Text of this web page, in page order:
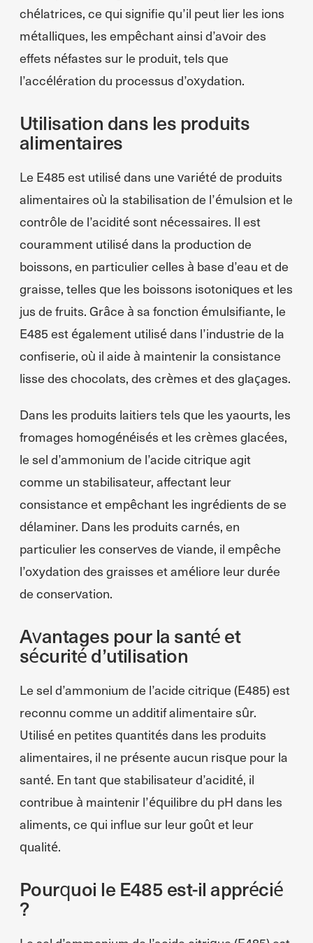
chélatrices, ce qui signifie qu’il peut lier les ions
métalliques, les empêchant ainsi d’avoir des
effets néfastes sur le produit, tels que
l’accélération du processus d’oxydation.
Utilisation dans les produits
alimentaires
Le E485 est utilisé dans une variété de produits
alimentaires où la stabilisation de l’émulsion et le
contrôle de l’acidité sont nécessaires. Il est
couramment utilisé dans la production de
boissons, en particulier celles à base d’eau et de
graisse, telles que les boissons isotoniques et les
jus de fruits. Grâce à sa fonction émulsifiante, le
E485 est également utilisé dans l’industrie de la
confiserie, où il aide à maintenir la consistance
lisse des chocolats, des crèmes et des glaçages.
Dans les produits laitiers tels que les yaourts, les
fromages homogénéisés et les crèmes glacées,
le sel d’ammonium de l’acide citrique agit
comme un stabilisateur, affectant leur
consistance et empêchant les ingrédients de se
délaminer. Dans les produits carnés, en
particulier les conserves de viande, il empêche
l’oxydation des graisses et améliore leur durée
de conservation.
Avantages pour la santé et
sécurité d’utilisation
Le sel d’ammonium de l’acide citrique (E485) est
reconnu comme un additif alimentaire sûr.
Utilisé en petites quantités dans les produits
alimentaires, il ne présente aucun risque pour la
santé. En tant que stabilisateur d’acidité, il
contribue à maintenir l’équilibre du pH dans les
aliments, ce qui influe sur leur goût et leur
qualité.
Pourquoi le E485 est-il apprécié
?